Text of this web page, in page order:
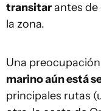
transitarantes de
la zona.
Una
marino aún está
principales rutas